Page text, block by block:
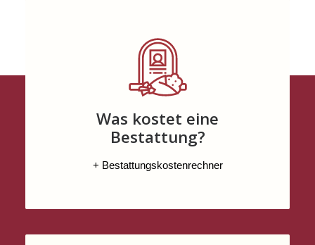
Was kostet eine
Bestattung?
+ Bestattungskostenrechner